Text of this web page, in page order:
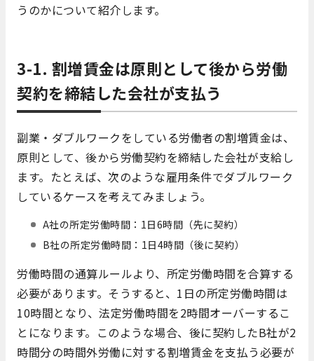
うのかについて紹介します。
3-1. 割増賃金は原則として後から労働
契約を締結した会社が支払う
副業・ダブルワークをしている労働者の割増賃金は、
原則として、後から労働契約を締結した会社が支給し
ます。たとえば、次のような雇用条件でダブルワーク
しているケースを考えてみましょう。
A社の所定労働時間：1日6時間（先に契約）
B社の所定労働時間：1日4時間（後に契約）
労働時間の通算ルールより、所定労働時間を合算する
必要があります。そうすると、1日の所定労働時間は
10時間となり、法定労働時間を2時間オーバーするこ
とになります。このような場合、後に契約したB社が2
時間分の時間外労働に対する割増賃金を支払う必要が